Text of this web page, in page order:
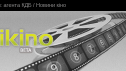
агента КДБ / Новини кіно